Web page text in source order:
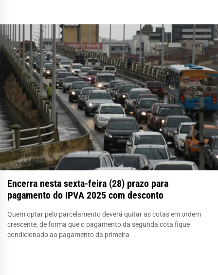
Encerra nesta sexta-feira (28) prazo para
pagamento do IPVA 2025 com desconto
Quem optar pelo parcelamento deverá quitar as cotas em ordem
crescente, de forma que o pagamento da segunda cota fique
condicionado ao pagamento da primeira